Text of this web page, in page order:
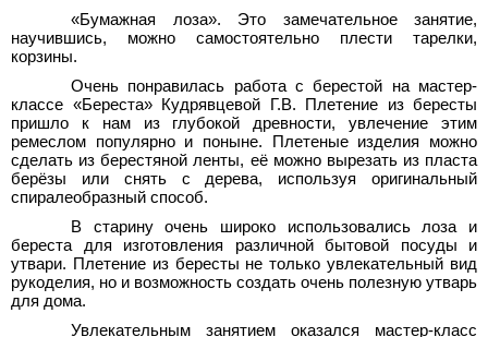
«Бумажная лоза». Это замечательное занятие,
научившись, можно самостоятельно плести тарелки,
корзины.
Очень понравилась работа с берестой на мастер-
классе «Береста» Кудрявцевой Г.В. Плетение из бересты
пришло к нам из глубокой древности, увлечение этим
ремеслом популярно и поныне. Плетеные изделия можно
сделать из берестяной ленты, её можно вырезать из пласта
берёзы или снять с дерева, используя оригинальный
спиралеобразный способ.
В старину очень широко использовались лоза и
береста для изготовления различной бытовой посуды и
утвари. Плетение из бересты не только увлекательный вид
рукоделия, но и возможность создать очень полезную утварь
для дома.
Увлекательным занятием оказался мастер-класс